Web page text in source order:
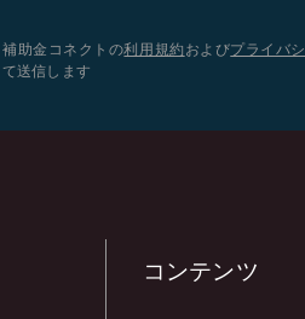
補助金コネクトの利用規約 およびプライバ
て送信します
コンテンツ